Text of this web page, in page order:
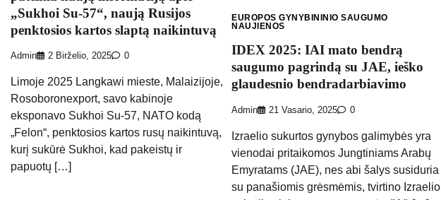
„Sukhoi Su-57“, naują Rusijos
penktosios kartos slaptą naikintuvą
Admin 2 Birželio, 2025 0
Limoje 2025 Langkawi mieste, Malaizijoje,
Rosoboronexport, savo kabinoje
eksponavo Sukhoi Su-57, NATO kodą
„Felon“, penktosios kartos rusų naikintuvą,
kurį sukūrė Sukhoi, kad pakeistų ir
papuotų […]
EUROPOS GYNYBININIO SAUGUMO
NAUJIENOS
IDEX 2025: IAI mato bendrą
saugumo pagrindą su JAE, ieško
glaudesnio bendradarbiavimo
Admin 21 Vasario, 2025 0
Izraelio sukurtos gynybos galimybės yra
vienodai pritaikomos Jungtiniams Arabų
Emyratams (JAE), nes abi šalys susiduria
su panašiomis grėsmėmis, tvirtino Izraelio